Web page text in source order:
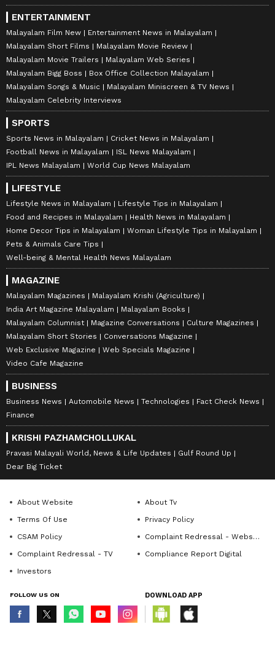
ENTERTAINMENT
Malayalam Film New
Entertainment News in Malayalam
Malayalam Short Films
Malayalam Movie Review
Malayalam Movie Trailers
Malayalam Web Series
Malayalam Bigg Boss
Box Office Collection Malayalam
Malayalam Songs & Music
Malayalam Miniscreen & TV News
Malayalam Celebrity Interviews
SPORTS
Sports News in Malayalam
Cricket News in Malayalam
Football News in Malayalam
ISL News Malayalam
IPL News Malayalam
World Cup News Malayalam
LIFESTYLE
Lifestyle News in Malayalam
Lifestyle Tips in Malayalam
Food and Recipes in Malayalam
Health News in Malayalam
Home Decor Tips in Malayalam
Woman Lifestyle Tips in Malayalam
Pets & Animals Care Tips
Well-being & Mental Health News Malayalam
MAGAZINE
Malayalam Magazines
Malayalam Krishi (Agriculture)
India Art Magazine Malayalam
Malayalam Books
Malayalam Columnist
Magazine Conversations
Culture Magazines
Malayalam Short Stories
Conversations Magazine
Web Exclusive Magazine
Web Specials Magazine
Video Cafe Magazine
BUSINESS
Business News Automobile News Technologies
Fact Check News
Finance
KRISHI PAZHAMCHOLLUKAL
Pravasi Malayali World, News & Life Updates
Gulf Round Up
Dear Big Ticket
About Website
About Tv
Terms Of Use
Privacy Policy
CSAM Policy
Complaint Redressal - Website
Complaint Redressal - TV
Compliance Report Digital
Investors
FOLLOW US ON DOWNLOAD APP